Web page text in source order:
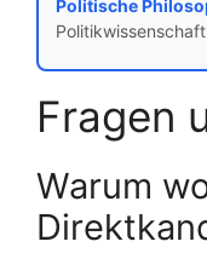
Politische
Fragen
Warum